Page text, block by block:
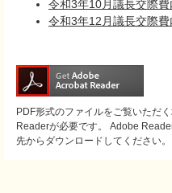
令和3年10月議長交際
令和3年12月議長交際
PDF形式のファイルをご覧いただ
Readerが必要です。
Adobe
先からダウンロードしてください。